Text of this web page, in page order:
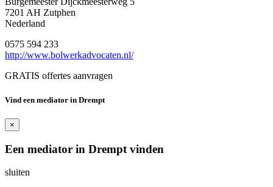
7201 AH Zutphen
Nederland
0575 594 233
http://www.bolwerkadvocaten.nl/
GRATIS offertes aanvragen
Vind een mediator in Drempt
×
Een mediator in Drempt vinden
sluiten